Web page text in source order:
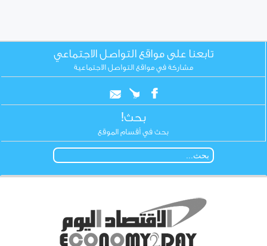
تابعنا على مواقع التواصل الاجتماعي
مشاركة في مواقع التواصل الاجتماعية
بحث!
بحث في أقسام الموقع